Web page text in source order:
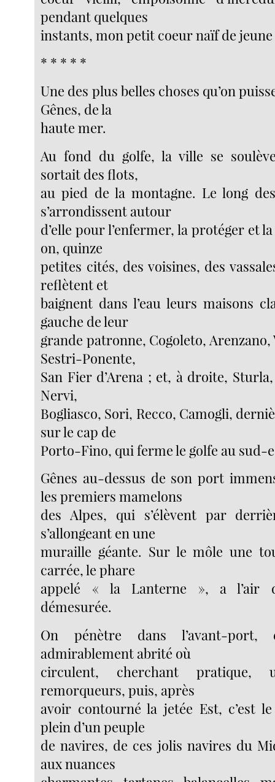
pendant quelques
instants, mon petit coeur naïf de
* * * * *
Une des plus belles choses qu’on
Gênes, de la
haute mer.
Au fond du golfe, la ville se
sortait des flots,
au pied de la montagne. Le long
s’arrondissent autour
d’elle pour l’enfermer, la protéger et
on, quinze
petites cités, des voisines, des
reflètent et
baignent dans l’eau leurs maisons
gauche de leur
grande patronne, Cogoleto,
Sestri-Ponente,
San Fier d’Arena ; et, à droite,
Nervi,
Bogliasco, Sori, Recco, Camogli,
sur le cap de
Porto-Fino, qui ferme le golfe au sud-
Gênes au-dessus de son port
les premiers mamelons
des Alpes, qui s’élèvent par
s’allongeant en une
muraille géante. Sur le môle une
carrée, le phare
appelé « la Lanterne », a l’air
démesurée.
On pénètre dans l’avant-port,
admirablement abrité où
circulent, cherchant
remorqueurs, puis, après
avoir contourné la jetée Est, c’est
plein d’un peuple
de navires, de ces jolis navires du
aux nuances